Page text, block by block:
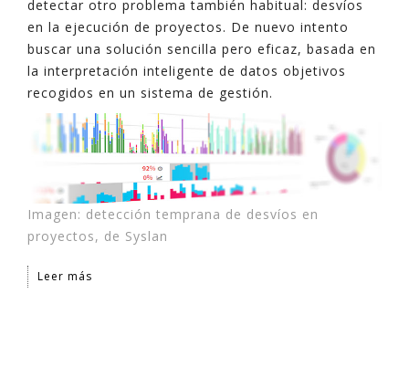
detectar otro problema también habitual: desvíos
en la ejecución de proyectos. De nuevo intento
buscar una solución sencilla pero eficaz, basada en
la interpretación inteligente de datos objetivos
recogidos en un sistema de gestión.
Imagen: detección temprana de desvíos en
proyectos, de Syslan
Leer más